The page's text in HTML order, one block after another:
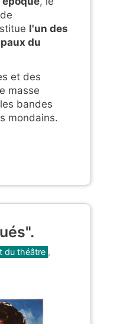
l'un des
du
et des
masse
bandes
mondains.
du théâtre ,